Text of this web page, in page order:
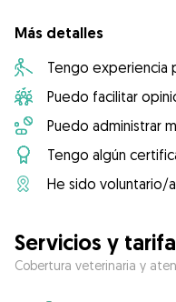
Más detalles
Tengo experiencia
Puedo facilitar
Puedo administrar
Tengo algún
He sido voluntario/
Servicios y
Cobertura veterinaria y